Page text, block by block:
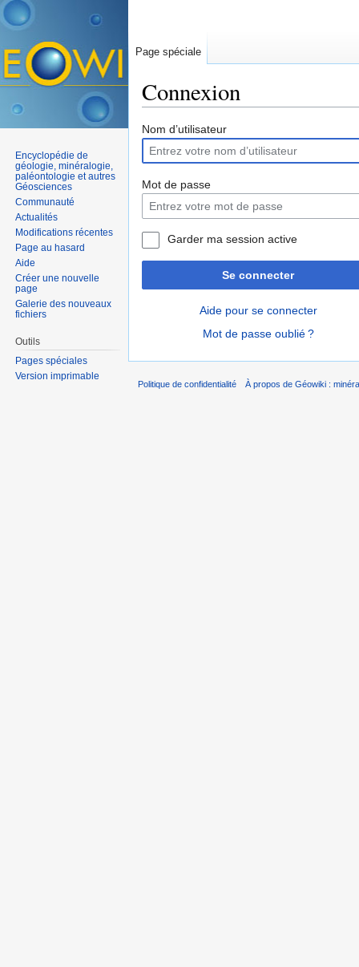
Connexion
Nom d’utilisateur
Mot de passe
Garder ma session active
Se connecter
Aide pour se connecter
Mot de passe oublié ?
Page spéciale
Encyclopédie de
géologie, minéralogie,
paléontologie et autres
Géosciences
Communauté
Actualités
Modifications récentes
Page au hasard
Aide
Créer une nouvelle
page
Galerie des nouveaux
fichiers
Outils
Pages spéciales
Version imprimable
Politique de confidentialité À propos de Géowiki :